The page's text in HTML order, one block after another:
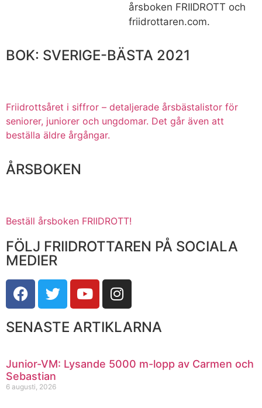
årsboken FRIIDROTT och
friidrottaren.com.
BOK: SVERIGE-BÄSTA 2021
Friidrottsåret i siffror – detaljerade årsbästalistor för
seniorer, juniorer och ungdomar. Det går även att
beställa äldre årgångar.
ÅRSBOKEN
Beställ årsboken FRIIDROTT!
FÖLJ FRIIDROTTAREN PÅ SOCIALA
MEDIER
SENASTE ARTIKLARNA
Junior-VM: Lysande 5000 m-lopp av Carmen och
Sebastian
6 augusti, 2026